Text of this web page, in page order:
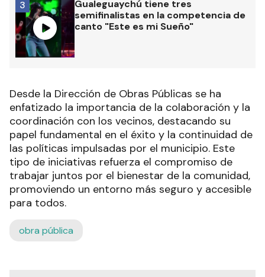
Gualeguaychú tiene tres
semifinalistas en la competencia de
canto "Este es mi Sueño"
3
Desde la Dirección de Obras Públicas se ha
enfatizado la importancia de la colaboración y la
coordinación con los vecinos, destacando su
papel fundamental en el éxito y la continuidad de
las políticas impulsadas por el municipio. Este
tipo de iniciativas refuerza el compromiso de
trabajar juntos por el bienestar de la comunidad,
promoviendo un entorno más seguro y accesible
para todos.
obra pública